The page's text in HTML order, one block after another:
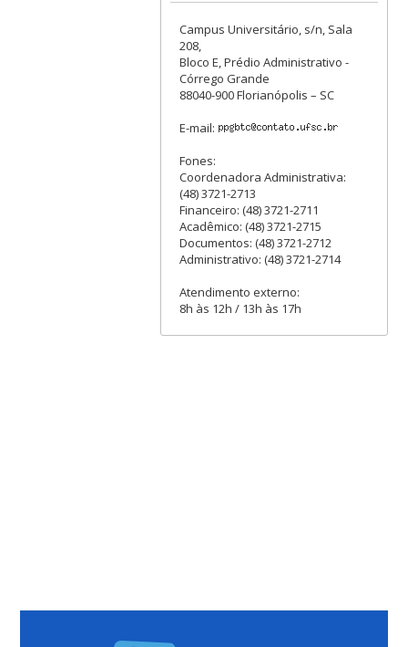
Campus Universitário, s/n, Sala
208,
Bloco E, Prédio Administrativo -
Córrego Grande
88040-900 Florianópolis – SC
E-mail:
Fones:
Coordenadora Administrativa:
(48) 3721-2713
Financeiro: (48) 3721-2711
Acadêmico: (48) 3721-2715
Documentos: (48) 3721-2712
Administrativo: (48) 3721-2714
Atendimento externo:
8h às 12h / 13h às 17h